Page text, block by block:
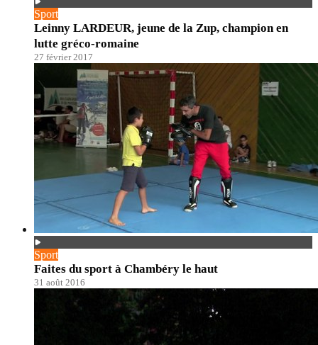
Sport
Leinny LARDEUR, jeune de la Zup, champion en
lutte gréco-romaine
27 février 2017
Sport
Faites du sport à Chambéry le haut
31 août 2016